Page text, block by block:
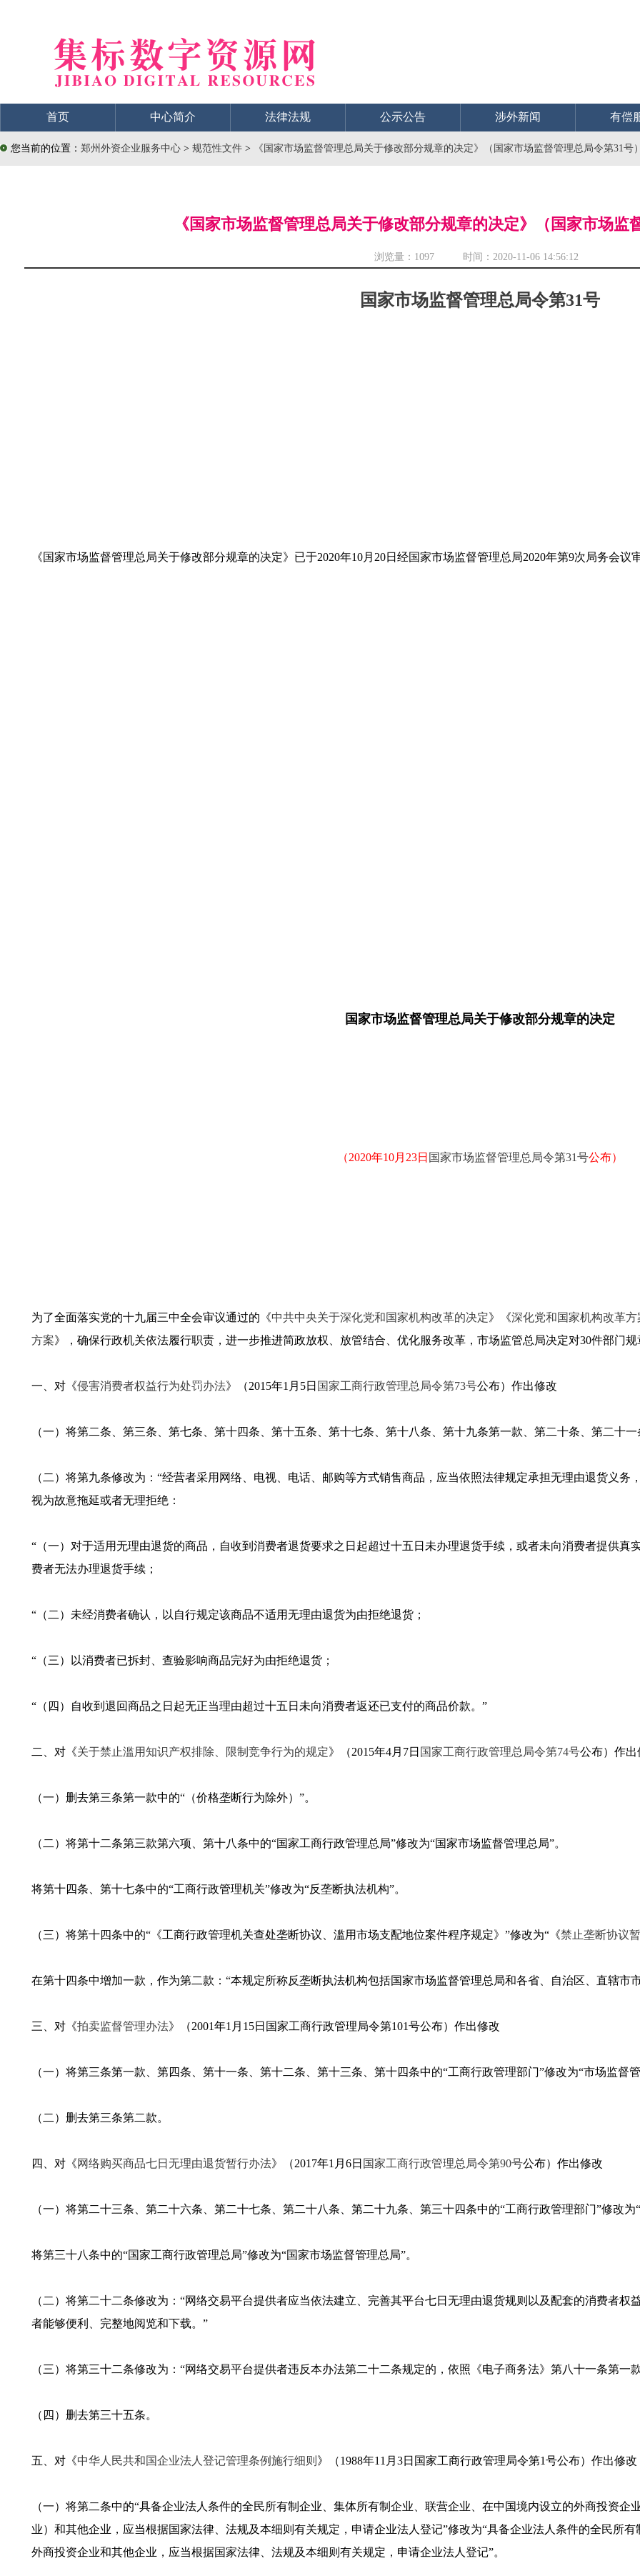
首页 中心简介 法律法规 公示公告 涉外新闻 有偿
您当前的位置： 郑州外资企业服务中心 > 规范性文件 > 《国家市场监督管理总局关于修改部分规章的决定》（国家市场监督管理总局令第31号
《国家市场监督管理总局关于修改部分规章的决定》（国家市场监
浏览量： 1097 时间：2020-11-06 14:56:12
国家市场监督管理总局令第31号
《国家市场监督管理总局关于修改部分规章的决定》已于2020年10月20日经国家市场监督管理总局2020年第9次局务会
国家市场监督管理总局关于修改部分规章的决定
（2020年10月23日 国家市场监督管理总局令第31号公布）
为了全面落实党的十九届三中全会审议通过的《中共中央关于深化党和国家机构改革的决定》《深化党和国家机构改革方
方案》，确保行政机关依法履行职责，进一步推进简政放权、放管结合、优化服务改革，市场监管总局决定对30件部门
一、对《侵害消费者权益行为处罚办法》（2015年1月5日 国家工商行政管理总局令第73号公布）作出修改
（一）将第二条、第三条、第七条、第十四条、第十五条、第十七条、第十八条、第十九条第一款、第二十条、第二十
（二）将第九条修改为：“经营者采用网络、电视、电话、邮购等方式销售商品，应当依照法律规定承担无理由退货义
视为故意拖延或者无理拒绝：
“（一）对于适用无理由退货的商品，自收到消费者退货要求之日起超过十五日未办理退货手续，或者未向消费者提供
费者无法办理退货手续；
“（二）未经消费者确认，以自行规定该商品不适用无理由退货为由拒绝退货；
“（三）以消费者已拆封、查验影响商品完好为由拒绝退货；
“（四）自收到退回商品之日起无正当理由超过十五日未向消费者返还已支付的商品价款。”
二、对《关于禁止滥用知识产权排除、限制竞争行为的规定》（2015年4月7日 国家工商行政管理总局令第74号公布）作出
（一）删去第三条第一款中的“（价格垄断行为除外）”。
（二）将第十二条第三款第六项、第十八条中的“国家工商行政管理总局”修改为“国家市场监督管理总局”。
将第十四条、第十七条中的“工商行政管理机关”修改为“反垄断执法机构”。
（三）将第十四条中的“《工商行政管理机关查处垄断协议、滥用市场支配地位案件程序规定》”修改为“《禁止垄断协议
在第十四条中增加一款，作为第二款：“本规定所称反垄断执法机构包括国家市场监督管理总局和各省、自治区、直辖市
三、对《拍卖监督管理办法》（2001年1月15日国家工商行政管理局令第101号公布）作出修改
（一）将第三条第一款、第四条、第十一条、第十二条、第十三条、第十四条中的“工商行政管理部门”修改为“市场监督
（二）删去第三条第二款。
四、对《网络购买商品七日无理由退货暂行办法》（2017年1月6日 国家工商行政管理总局令第90号公布）作出修改
（一）将第二十三条、第二十六条、第二十七条、第二十八条、第二十九条、第三十四条中的“工商行政管理部门”修改为
将第三十八条中的“国家工商行政管理总局”修改为“国家市场监督管理总局”。
（二）将第二十二条修改为：“网络交易平台提供者应当依法建立、完善其平台七日无理由退货规则以及配套的消费者
者能够便利、完整地阅览和下载。”
（三）将第三十二条修改为：“网络交易平台提供者违反本办法第二十二条规定的，依照《电子商务法》第八十一条第一
（四）删去第三十五条。
五、对《中华人民共和国企业法人登记管理条例施行细则 》（1988年11月3日国家工商行政管理局令第1号公布）作出修改
（一）将第二条中的“具备企业法人条件的全民所有制企业、集体所有制企业、联营企业、在中国境内设立的外商投资
业）和其他企业，应当根据国家法律、法规及本细则有关规定，申请企业法人登记”修改为“具备企业法人条件的全民所
外商投资企业和其他企业，应当根据国家法律、法规及本细则有关规定，申请企业法人登记”。